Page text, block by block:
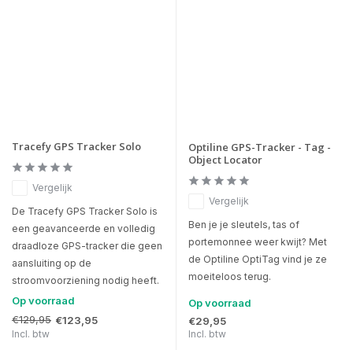
Tracefy GPS Tracker Solo
Vergelijk
De Tracefy GPS Tracker Solo is
een geavanceerde en volledig
draadloze GPS-tracker die geen
aansluiting op de
stroomvoorziening nodig heeft.
Op voorraad
€129,95 €123,95
Incl. btw
Optiline GPS-Tracker - Tag -
Object Locator
Vergelijk
Ben je je sleutels, tas of
portemonnee weer kwijt? Met
de Optiline OptiTag vind je ze
moeiteloos terug.
Op voorraad
€29,95
Incl. btw